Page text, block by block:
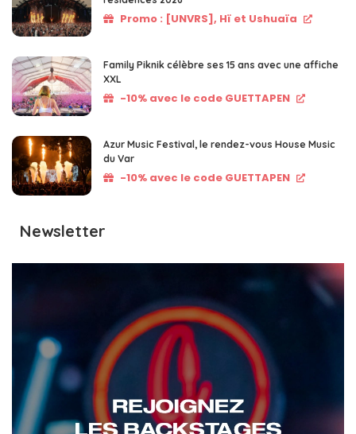
Promo : [UNVRS], Hï et Ushuaïa
Family Piknik célèbre ses 15 ans avec une affiche
XXL
-10% avec le code GUETTAPEN
Azur Music Festival, le rendez-vous House Music
du Var
-10% avec le code GUETTAPEN
Newsletter